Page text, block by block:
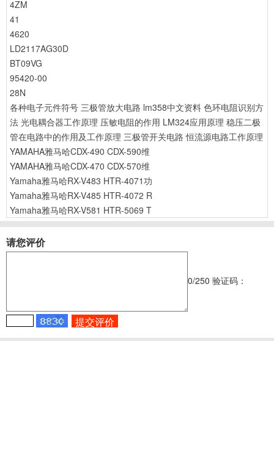
4ZM
41
4620
LD2117AG30D
BT09VG
95420-00
28N
各种电子元件符号 三极管放大电路 lm358中文资料 色环电阻识别方
法 光电耦合器工作原理 压敏电阻的作用 LM324应用原理 稳压二极
管在电路中的作用及工作原理 三极管开关电路 恒流源电路工作原理
YAMAHA雅马哈CDX-490 CDX-590维
YAMAHA雅马哈CDX-470 CDX-570维
Yamaha雅马哈RX-V483 HTR-4071功
Yamaha雅马哈RX-V485 HTR-4072 R
Yamaha雅马哈RX-V581 HTR-5069 T
请您评价
0/250 验证码：